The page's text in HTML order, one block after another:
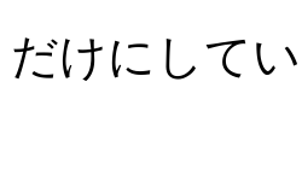
けにして